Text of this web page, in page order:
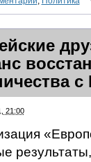
21:00